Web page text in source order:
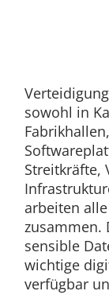
sowohl in
Streitkräfte,
arbeiten
zusammen.
sensible
wichtige
verfügbar